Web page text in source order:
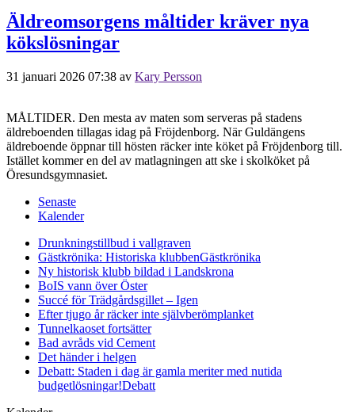
Äldreomsorgens måltider kräver nya
kökslösningar
31 januari 2026 07:38 av Kary Persson
MÅLTIDER. Den mesta av maten som serveras på stadens
äldreboenden tillagas idag på Fröjdenborg. När Guldängens
äldreboende öppnar till hösten räcker inte köket på Fröjdenborg till.
Istället kommer en del av matlagningen att ske i skolköket på
Öresundsgymnasiet.
Senaste
Kalender
Drunkningstillbud i vallgraven
Gästkrönika: Historiska klubbenGästkrönika
Ny historisk klubb bildad i Landskrona
BoIS vann över Öster
Succé för Trädgårdsgillet – Igen
Efter tjugo år räcker inte självberömplanket
Tunnelkaoset fortsätter
Bad avråds vid Cement
Det händer i helgen
Debatt: Staden i dag är gamla meriter med nutida
budgetlösningar!Debatt